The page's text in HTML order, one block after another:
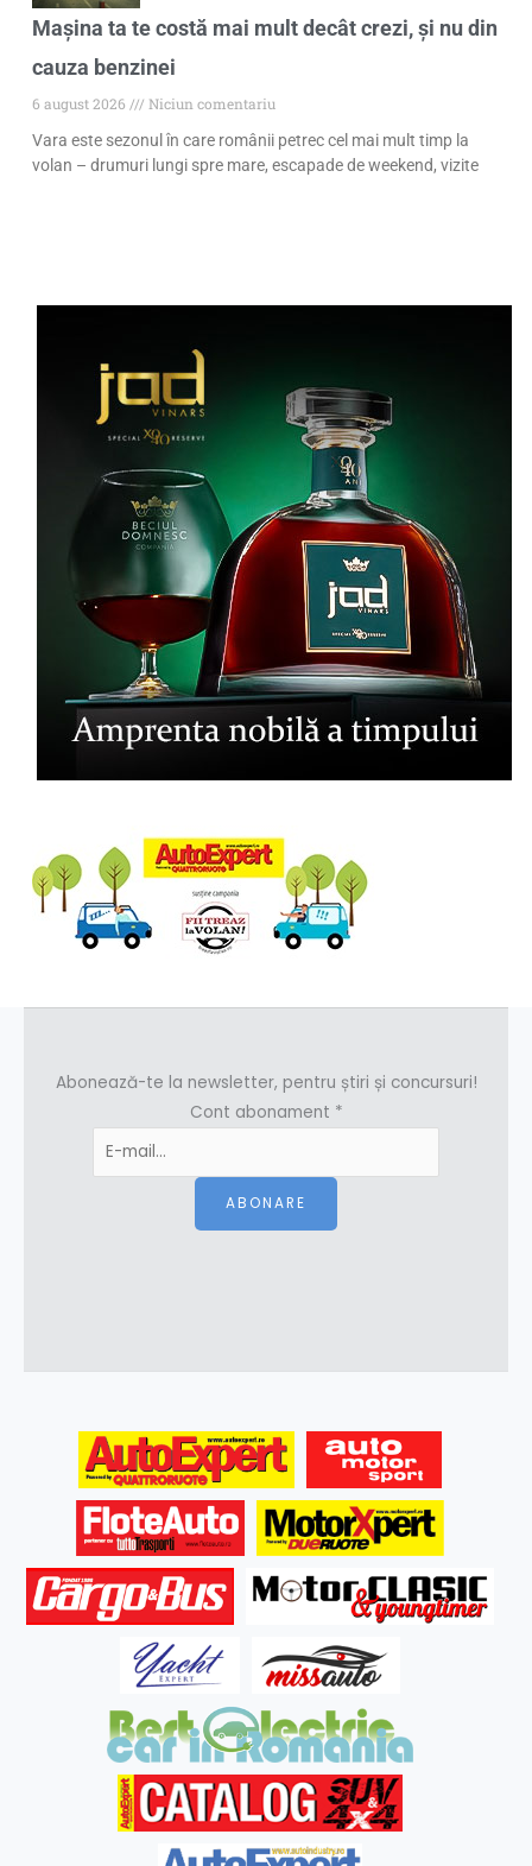
Mașina ta te costă mai mult decât crezi, și nu din
cauza benzinei
6 august 2026
Niciun comentariu
Vara este sezonul în care românii petrec cel mai mult timp la
volan – drumuri lungi spre mare, escapade de weekend, vizite
Abonează-te la newsletter, pentru știri și concursuri!
Cont abonament *
ABONARE